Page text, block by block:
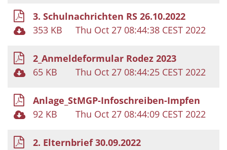
3. Schulnachrichten RS 26.10.2022
353 KB
Thu Oct 27 08:44:38 CEST 2022
2_Anmeldeformular Rodez 2023
65 KB
Thu Oct 27 08:44:25 CEST 2022
Anlage_StMGP-Infoschreiben-Impfen
92 KB
Thu Oct 27 08:44:09 CEST 2022
2. Elternbrief 30.09.2022